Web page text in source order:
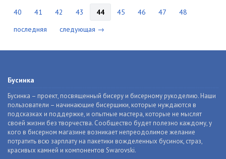
40
41 42 43 44 45 46 47
48
последняя
следующая →
Бусинка
Бусинка – проект, посвященный бисеру и бисерному рукоделию. Наши
пользователи – начинающие бисерщики, которые нуждаются в
подсказках и поддержке, и опытные мастера, которые не мыслят
своей жизни без творчества. Сообщество будет полезно каждому, у
кого в бисерном магазине возникает непреодолимое желание
потратить всю зарплату на пакетики вожделенных бусинок, страз,
красивых камней и компонентов Swarovski.